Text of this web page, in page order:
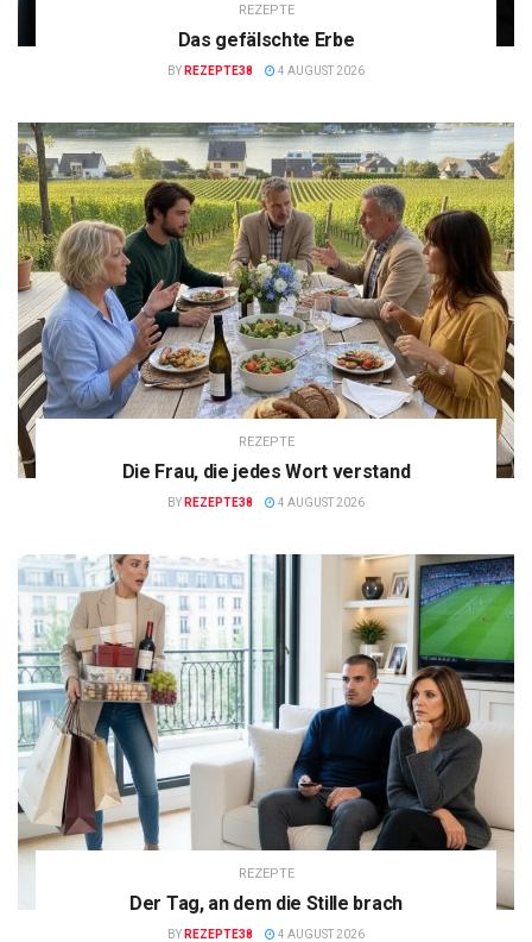
REZEPTE
Das gefälschte Erbe
BY REZEPTE38 4 AUGUST 2026
REZEPTE
Die Frau, die jedes Wort verstand
BY REZEPTE38 4 AUGUST 2026
REZEPTE
Der Tag, an dem die Stille brach
BY REZEPTE38 4 AUGUST 2026